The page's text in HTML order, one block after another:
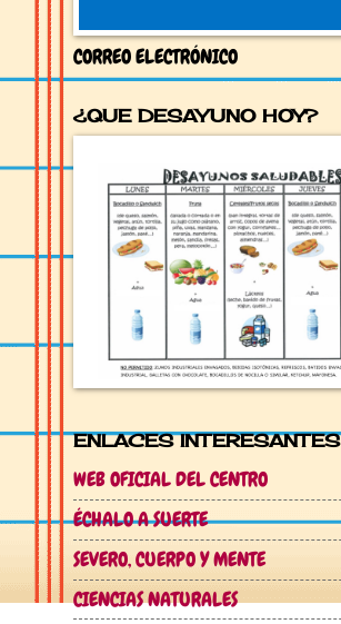
CORREO ELECTRÓNICO
¿QUE DESAYUNO HOY?
ENLACES INTERESANTES
WEB OFICIAL DEL CENTRO
ÉCHALO A SUERTE
SEVERO, CUERPO Y MENTE
CIENCIAS NATURALES